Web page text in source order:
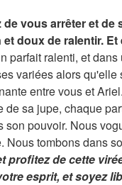
vous arrêter et de
doux de ralentir.
parfait ralenti, et
variées alors qu'elle
entre vous et
sa jupe, chaque
pouvoir. Nous
Nous tombons dans
profitez de cette
esprit, et soyez